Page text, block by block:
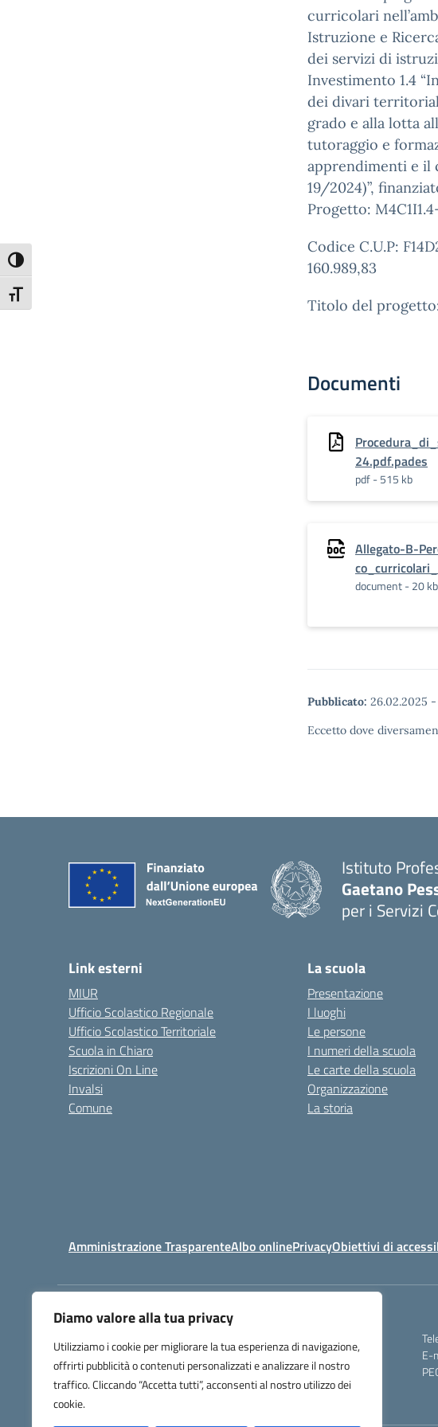
Diamo valore alla tua privacy
Utilizziamo i cookie per migliorare la tua esperienza di navigazione,
offrirti pubblicità o contenuti personalizzati e analizzare il nostro
traffico. Cliccando “Accetta tutti”, acconsenti al nostro utilizzo dei
cookie.
Attiva/disattiva alto contrasto
Attiva/disattiva dimensione testo
curricolari
Istruzione e
dei servizi di
Investimento 1.4
dei divari
grado e alla lotta
tutoraggio e
apprendimenti e il
19/2024)”,
Progetto:
Codice C.U.P:
160.989,83
Titolo del
Documenti
24.pdf.pades
pdf - 515 kb
Allegato-B-
document - 20 kb
Pubblicato: 26.02.2025 -
Eccetto dove
Istituto
Gaetano
per i Servizi
Link esterni
MIUR
Ufficio Scolastico Regionale
Ufficio Scolastico Territoriale
Scuola in Chiaro
Iscrizioni On Line
Invalsi
Comune
La scuola
Presentazione
I luoghi
Le persone
I numeri della scuola
Le carte della scuola
Organizzazione
La storia
Amministrazione TrasparenteAlbo onlinePrivacyObiettivi di
per i Servizi Commerciali, Turistici e Sociali
Gaetano Pessina
Via Milano 182 - 22100 COMO
E-